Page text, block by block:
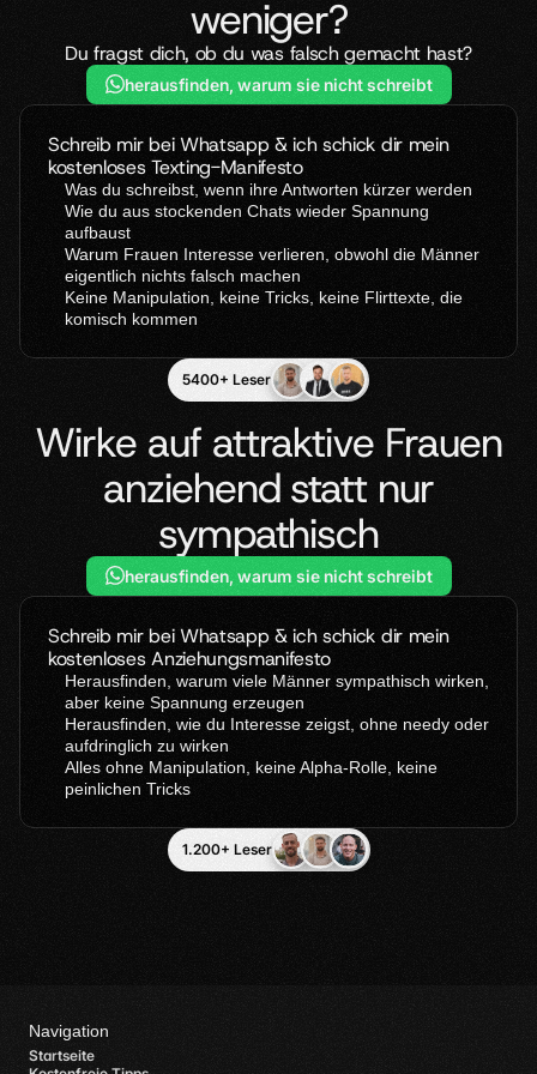
gelungenen Start
Über 430 Aufrufe
Über 230 Aufrufeweniger?
Du fragst dich, ob du was falsch gemacht hast?
herausfinden, warum sie nicht schreibt
Schreib mir bei Whatsapp & ich schick dir mein
kostenloses Texting-Manifesto
Was du schreibst, wenn ihre Antworten kürzer werden
Wie du aus stockenden Chats wieder Spannung
aufbaust
Warum Frauen Interesse verlieren, obwohl die Männer
eigentlich nichts falsch machen
Keine Manipulation, keine Tricks, keine Flirttexte, die
komisch kommen
5400+ Leser
Wirke auf attraktive Frauen
anziehend statt nur
sympathisch
herausfinden, warum sie nicht schreibt
Schreib mir bei Whatsapp & ich schick dir mein
kostenloses Anziehungsmanifesto
Herausfinden, warum viele Männer sympathisch wirken,
aber keine Spannung erzeugen
Herausfinden, wie du Interesse zeigst, ohne needy oder
aufdringlich zu wirken
Alles ohne Manipulation, keine Alpha-Rolle, keine
peinlichen Tricks
1.200+ Leser
Navigation
Startseite